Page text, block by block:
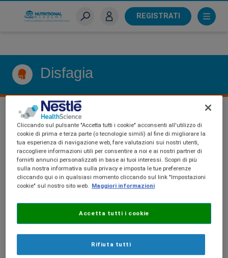
REGISTRATI
Disfagia
DISFAGIA
Cliccando sul pulsante "Accetta tutti i cookie" acconsenti all'utilizzo di
cookie di prima e terza parte (o tecnologie simili) al fine di migliorare la
tua esperienza di navigazione web, fare valutazioni sui nostri utenti,
raccogliere informazioni utili per consentire a noi e ai nostri partner di
fornirti annunci personalizzati in base ai tuoi interessi. Scopri di più
sulla nostra informativa sulla privacy e imposta le tue preferenze
cliccando qui o in qualsiasi momento cliccando sul link "Impostazioni
cookie" sul nostro sito web. Maggiori informazioni
Rifiuta tutti
Accetta tutti i cookie